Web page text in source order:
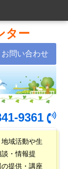
ター
お問い合わせ
9361
域活動や生
・情報提
提供・講座